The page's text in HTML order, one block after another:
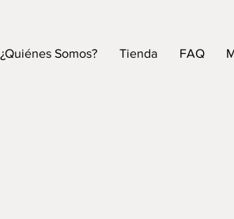
¿Quiénes Somos? Tienda FAQ